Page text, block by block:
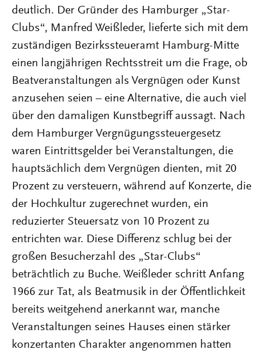
deutlich. Der Gründer des Hamburger „Star-
Clubs“, Manfred Weißleder, lieferte sich mit dem
zuständigen Bezirkssteueramt Hamburg-Mitte
einen langjährigen Rechtsstreit um die Frage, ob
Beatveranstaltungen als Vergnügen oder Kunst
anzusehen seien – eine Alternative, die auch viel
über den damaligen Kunstbegriff aussagt. Nach
dem Hamburger Vergnügungssteuergesetz
waren Eintrittsgelder bei Veranstaltungen, die
hauptsächlich dem Vergnügen dienten, mit 20
Prozent zu versteuern, während auf Konzerte, die
der Hochkultur zugerechnet wurden, ein
reduzierter Steuersatz von 10 Prozent zu
entrichten war. Diese Differenz schlug bei der
großen Besucherzahl des „Star-Clubs“
beträchtlich zu Buche. Weißleder schritt Anfang
1966 zur Tat, als Beatmusik in der Öffentlichkeit
bereits weitgehend anerkannt war, manche
Veranstaltungen seines Hauses einen stärker
konzertanten Charakter angenommen hatten